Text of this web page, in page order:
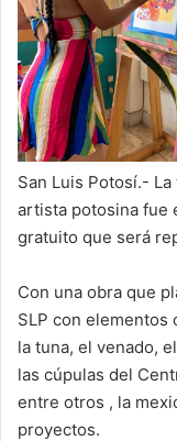
San Luis Potosí.-
artista potosina fue
gratuito que será
Con una obra que
SLP con elementos
la tuna, el venado,
las cúpulas del
entre otros , la
proyectos.